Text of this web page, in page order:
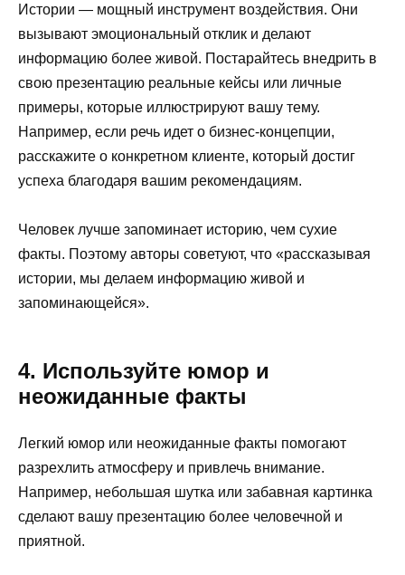
Истории — мощный инструмент воздействия. Они
вызывают эмоциональный отклик и делают
информацию более живой. Постарайтесь внедрить в
свою презентацию реальные кейсы или личные
примеры, которые иллюстрируют вашу тему.
Например, если речь идет о бизнес-концепции,
расскажите о конкретном клиенте, который достиг
успеха благодаря вашим рекомендациям.
Человек лучше запоминает историю, чем сухие
факты. Поэтому авторы советуют, что «рассказывая
истории, мы делаем информацию живой и
запоминающейся».
4. Используйте юмор и
неожиданные факты
Легкий юмор или неожиданные факты помогают
разрехлить атмосферу и привлечь внимание.
Например, небольшая шутка или забавная картинка
сделают вашу презентацию более человечной и
приятной.